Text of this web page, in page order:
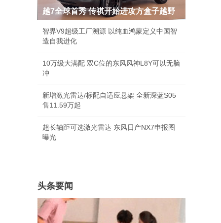
越7全球首秀 传祺开始进攻方盒子越野
智界V9超级工厂溯源 以纯血鸿蒙定义中国智
造自我进化
10万级大满配 双C位的东风风神L8Y可以无脑
冲
新增激光雷达/标配自适应悬架 全新深蓝S05
售11.59万起
超长轴距可选激光雷达 东风日产NX7申报图
曝光
头条要闻